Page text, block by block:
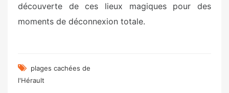
découverte de ces lieux magiques pour des
moments de déconnexion totale.
plages cachées de
l'Hérault